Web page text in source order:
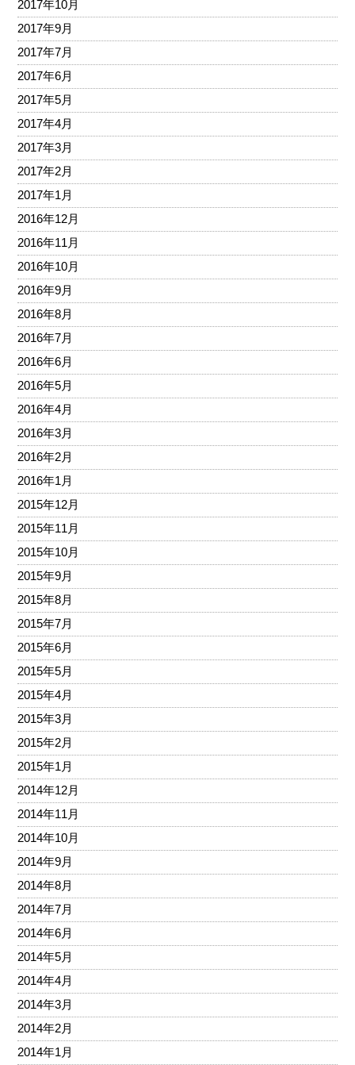
2017年10月
2017年9月
2017年7月
2017年6月
2017年5月
2017年4月
2017年3月
2017年2月
2017年1月
2016年12月
2016年11月
2016年10月
2016年9月
2016年8月
2016年7月
2016年6月
2016年5月
2016年4月
2016年3月
2016年2月
2016年1月
2015年12月
2015年11月
2015年10月
2015年9月
2015年8月
2015年7月
2015年6月
2015年5月
2015年4月
2015年3月
2015年2月
2015年1月
2014年12月
2014年11月
2014年10月
2014年9月
2014年8月
2014年7月
2014年6月
2014年5月
2014年4月
2014年3月
2014年2月
2014年1月